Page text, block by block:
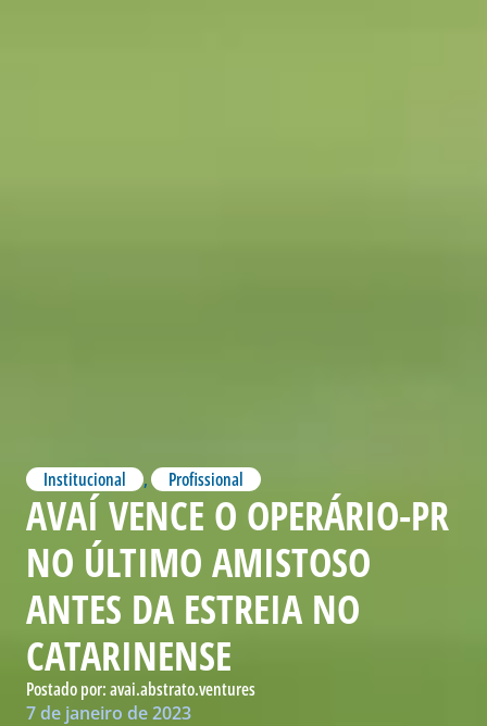
Institucional , Profissional
AVAÍ VENCE O OPERÁRIO-PR
NO ÚLTIMO AMISTOSO
ANTES DA ESTREIA NO
CATARINENSE
Postado por:avai.abstrato.ventures
7 de janeiro de 2023